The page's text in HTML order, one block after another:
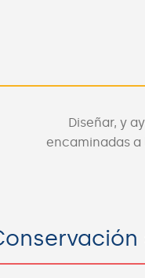
Diseñar, y
encaminadas